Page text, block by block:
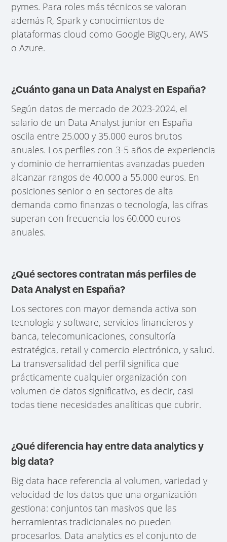
pymes. Para roles más técnicos se valoran
además R, Spark y conocimientos de
plataformas cloud como Google BigQuery, AWS
o Azure.
¿Cuánto gana un Data Analyst en España?
Según datos de mercado de 2023-2024, el
salario de un Data Analyst junior en España
oscila entre 25.000 y 35.000 euros brutos
anuales. Los perfiles con 3-5 años de experiencia
y dominio de herramientas avanzadas pueden
alcanzar rangos de 40.000 a 55.000 euros. En
posiciones senior o en sectores de alta
demanda como finanzas o tecnología, las cifras
superan con frecuencia los 60.000 euros
anuales.
¿Qué sectores contratan más perfiles de
Data Analyst en España?
Los sectores con mayor demanda activa son
tecnología y software, servicios financieros y
banca, telecomunicaciones, consultoría
estratégica, retail y comercio electrónico, y salud.
La transversalidad del perfil significa que
prácticamente cualquier organización con
volumen de datos significativo, es decir, casi
todas tiene necesidades analíticas que cubrir.
¿Qué diferencia hay entre data analytics y
big data?
Big data hace referencia al volumen, variedad y
velocidad de los datos que una organización
gestiona: conjuntos tan masivos que las
herramientas tradicionales no pueden
procesarlos. Data analytics es el conjunto de